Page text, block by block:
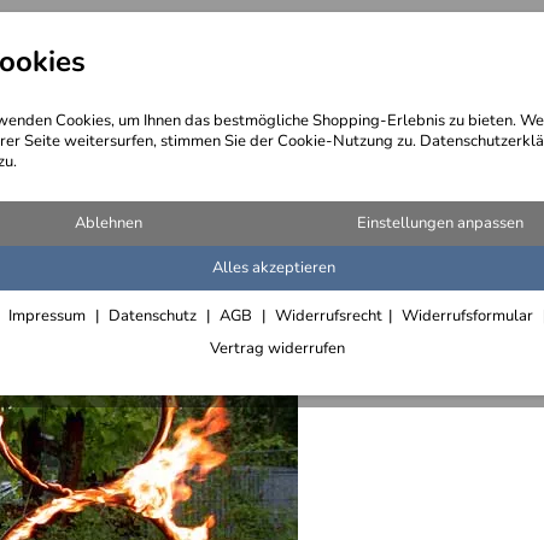
Cookies, um Ihnen das bestmögliche Shopping-Erlebnis zu bieten.
Seite weitersurfen, stimmen Sie der Cookie-Nutzung zu.
Ablehnen Einstellungen anpassen
Alles akzeptieren
Impressum Datenschutz AGB Widerrufsrecht
Widerrufsformular
Vertrag widerrufen
Wegebeschreibung @
Gas
Alle